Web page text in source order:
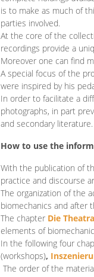
is to make as much of
parties involved.
At the core of the
recordings provide a
Moreover one can find
A special focus of the
were inspired by his
In order to facilitate a
photographs, in part
and secondary literature.
How to use the
With the publication of
practice and discourse
The organization of the
biomechanics and after
The chapter Die
elements of
In the following four
(workshops),
The order of the